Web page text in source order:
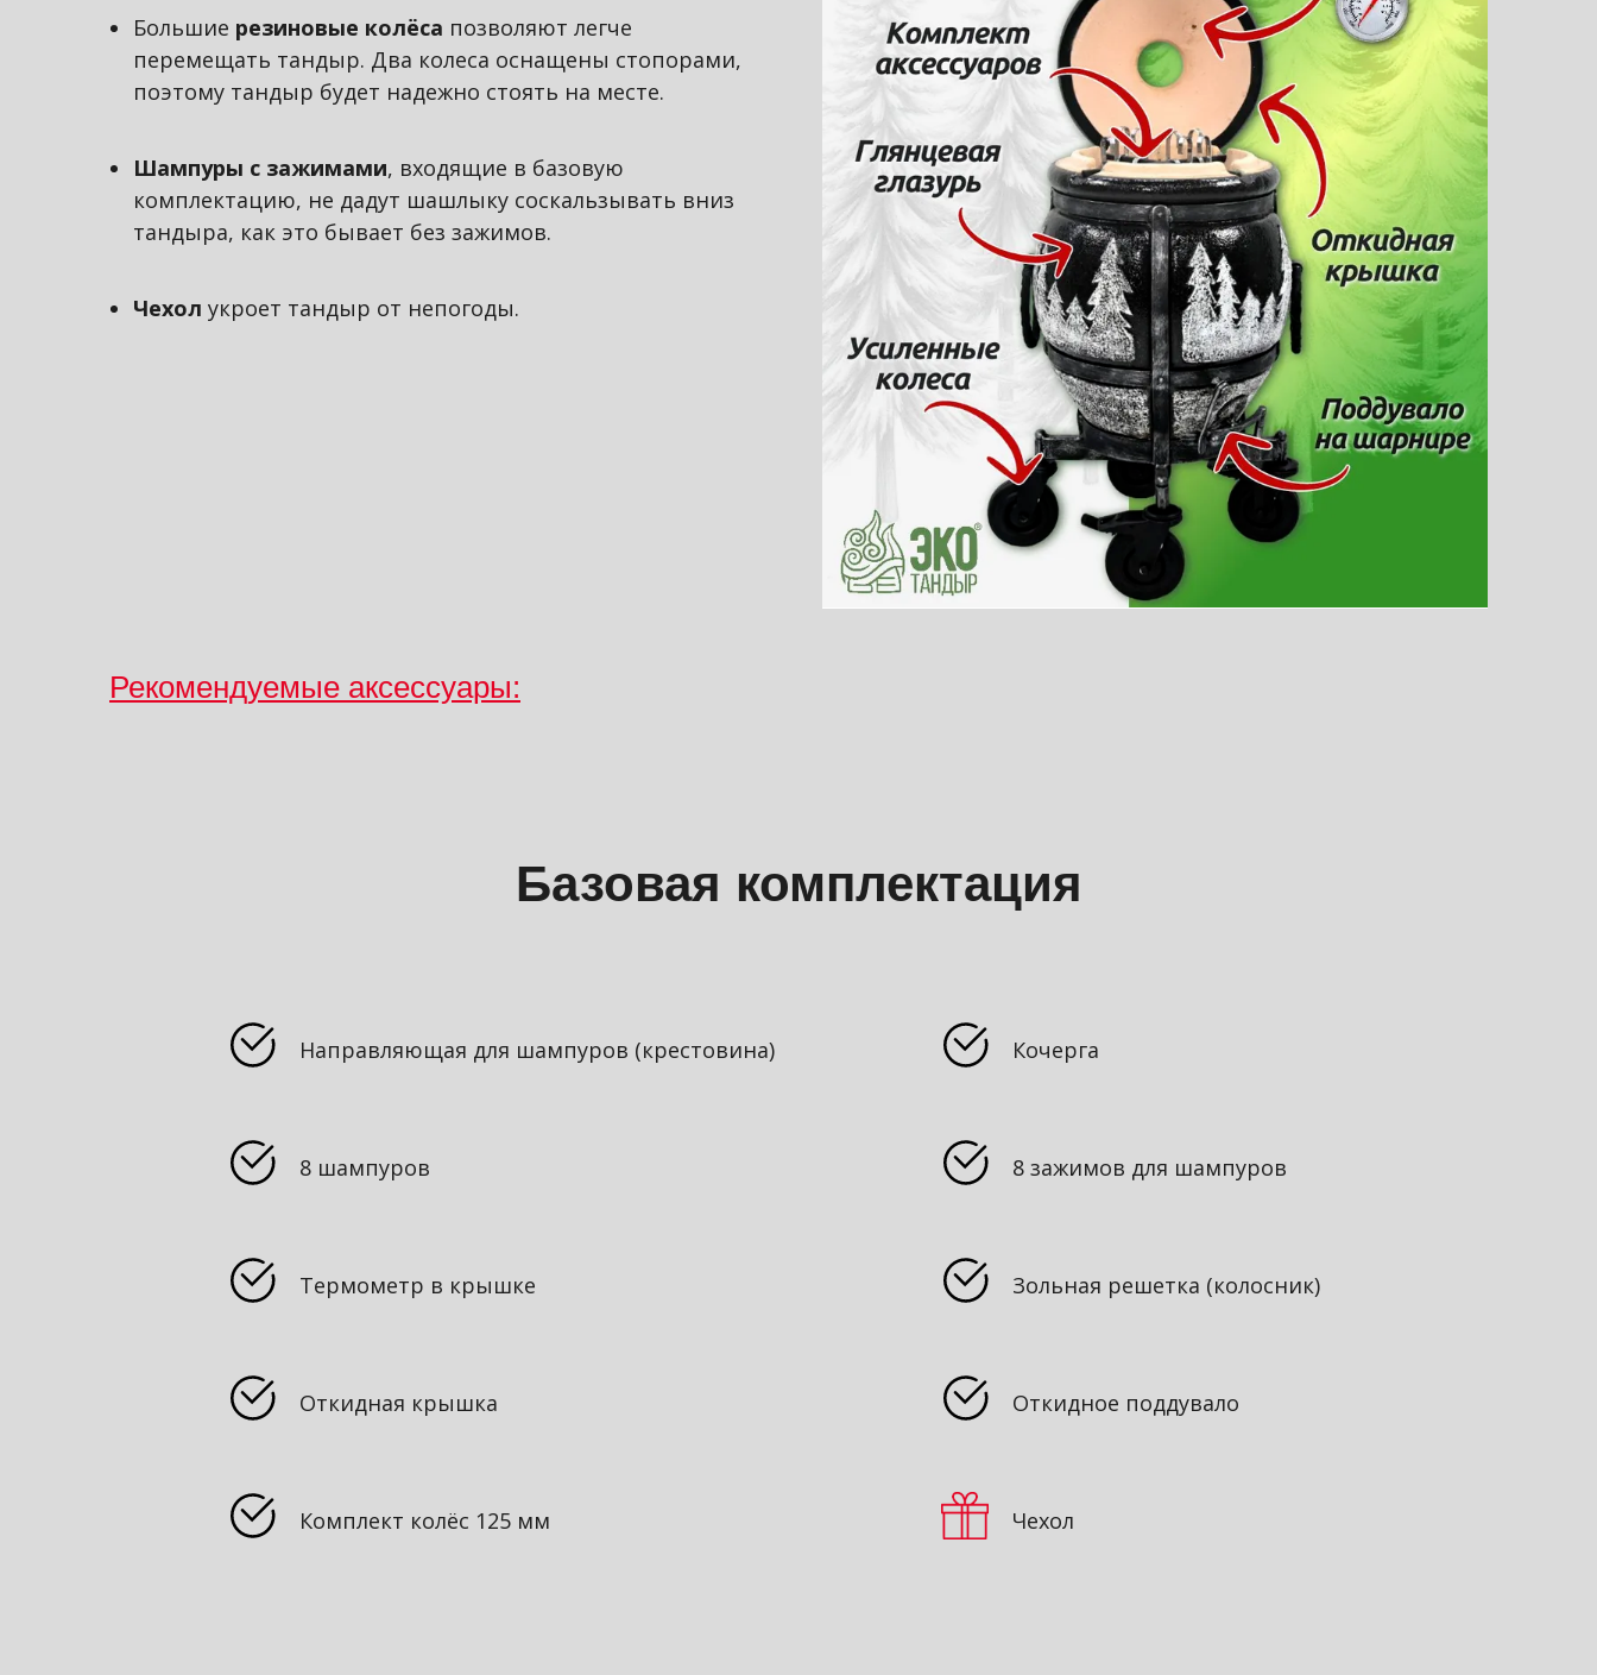
Большие резиновые колёса позволяют легче
перемещать тандыр. Два колеса оснащены стопорами,
поэтому тандыр будет надежно стоять на месте.
Шампуры с зажимами, входящие в базовую
комплектацию, не дадут шашлыку соскальзывать вниз
тандыра, как это бывает без зажимов.
Чехол укроет тандыр от непогоды.
Рекомендуемые аксессуары:
Базовая комплектация
Направляющая для шампуров (крестовина) Кочерга
8 шампуров 8 зажимов для шампуров
Термометр в крышке Зольная решетка (колосник)
Откидная крышка Откидное поддувало
Комплект колёс 125 мм Чехол